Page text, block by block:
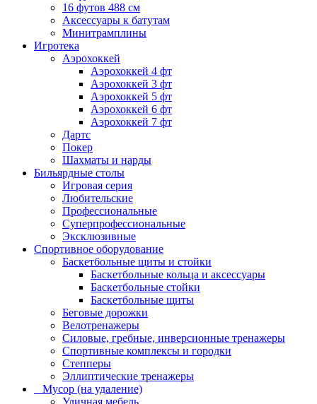
16 футов 488 см
Аксессуары к батутам
Минитрамплины
Игротека
Аэрохоккей
Аэрохоккей 4 фт
Аэрохоккей 3 фт
Аэрохоккей 5 фт
Аэрохоккей 6 фт
Аэрохоккей 7 фт
Дартс
Покер
Шахматы и нарды
Бильярдные столы
Игровая серия
Любительские
Профессиональные
Суперпрофессиональные
Эксклюзивные
Спортивное оборудование
Баскетбольные щиты и стойки
Баскетбольные кольца и аксессуары
Баскетбольные стойки
Баскетбольные щиты
Беговые дорожки
Велотренажеры
Силовые, гребные, инверсионные тренажеры
Спортивные комплексы и городки
Степперы
Эллиптические тренажеры
_ Мусор (на удаление)